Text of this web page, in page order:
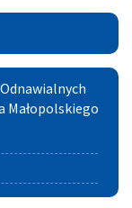
Małopolskiego